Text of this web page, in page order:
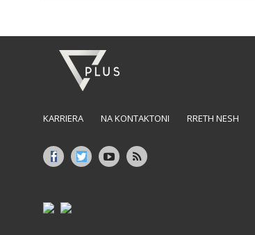
KARRIERA NA KONTAKTONI RRETH NESH